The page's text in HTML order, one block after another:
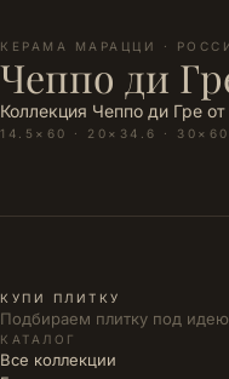
ПОЛНАЯ ИНФОРМАЦИЯ
КЕРАМА МАРАЦЦИ ·
Чеппо ди
Коллекция Чеппо ди Гре
14.5×60 · 20×34.6 ·
КУПИ ПЛИТКУ
Подбираем плитку под
КАТАЛОГ
Все коллекции